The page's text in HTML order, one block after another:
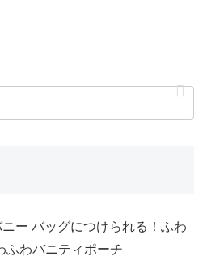
ニー バッグにつけられる！ふわ
ふわバニティポーチ